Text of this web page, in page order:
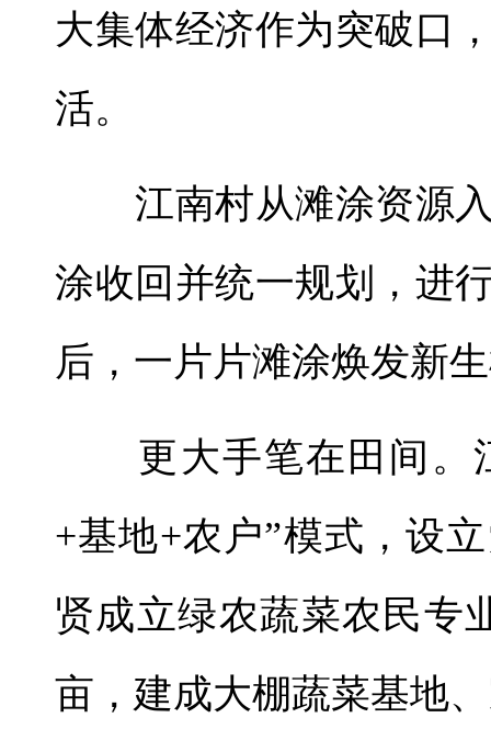
大集体经济作为突破口
活。
江南村从滩涂资源入
涂收回并统一规划，进
后，一片片滩涂焕发新
更大手笔在田间。
+基地+农户”模式，设
贤成立绿农蔬菜农民专
亩，建成大棚蔬菜基地